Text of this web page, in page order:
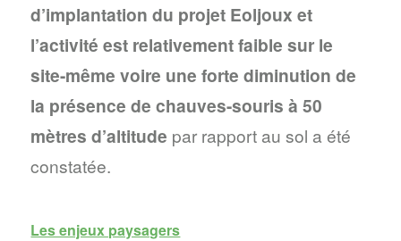
d’implantation du projet Eoljoux et
l’activité est relativement faible sur le
site-même voire une forte diminution de
la présence de chauves-souris à 50
mètres d’altitude par rapport au sol a été
constatée.
Les enjeux paysagers